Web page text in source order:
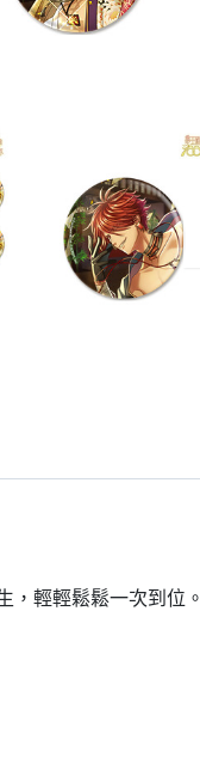
，輕輕鬆鬆一次到位。